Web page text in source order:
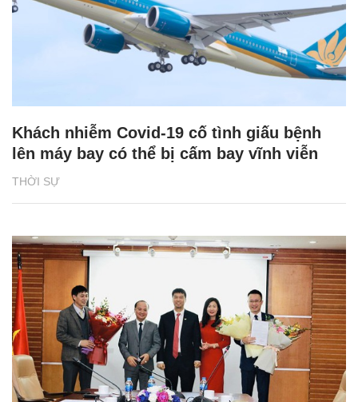
THỜI SỰ
Khách nhiễm Covid-19 cố tình giấu bệnh
lên máy bay có thể bị cấm bay vĩnh viễn